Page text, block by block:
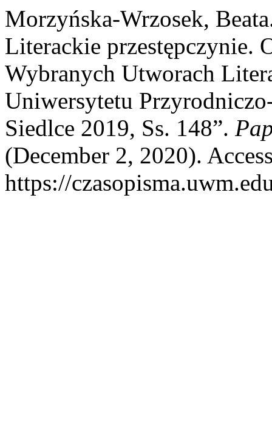
Morzyńska-Wrzosek,
Literackie przestępczynie.
Wybranych Utworach
Uniwersytetu
Siedlce 2019, Ss. 148”.
(December 2, 2020).
https://